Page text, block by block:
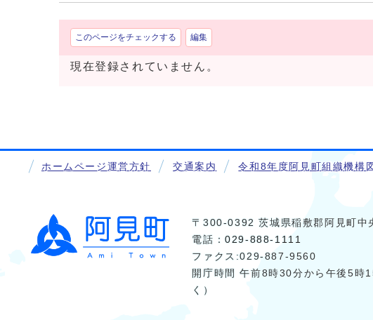
このページをチェックする 編集
現在登録されていません。
ホームページ運営方針 交通案内 令和8年度阿見町組織機構図
〒300-0392 茨城県稲敷郡阿見町中
電話：029-888-1111
ファクス:029-887-9560
開庁時間 午前8時30分から午後5時
く）